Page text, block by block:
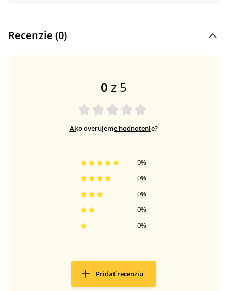
Recenzie (0)
0 z 5
Ako overujeme hodnotenie?
0%
0%
0%
0%
0%
Pridať recenziu